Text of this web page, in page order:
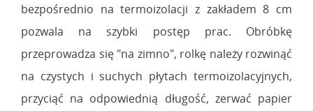
bezpośrednio na termoizolacji z zakładem 8 cm
pozwala na szybki postęp prac. Obróbkę
przeprowadza się "na zimno", rolkę należy rozwinąć
na czystych i suchych płytach termoizolacyjnych,
przyciąć na odpowiednią długość, zerwać papier